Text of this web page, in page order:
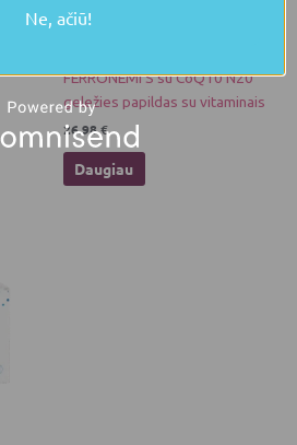
NAUJIENA
FERRONEMI’S su CoQ10 N20
geležies papildas su vitaminais
26.98€
Daugiau
Ne, ačiū!